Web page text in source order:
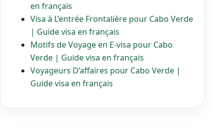
en français
Visa à L’entrée Frontalière pour Cabo Verde
| Guide visa en français
Motifs de Voyage en E-visa pour Cabo
Verde | Guide visa en français
Voyageurs D’affaires pour Cabo Verde |
Guide visa en français